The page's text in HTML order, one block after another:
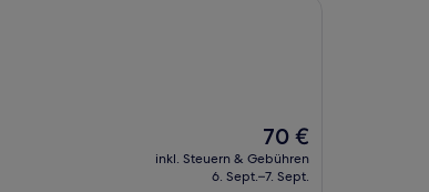
Der
Preis
beträgt
70 €
inkl. Steuern & Gebühren
6. Sept.–7. Sept.